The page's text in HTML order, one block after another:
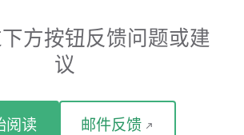
方按钮反馈问题或建
议
阅读 邮件反馈